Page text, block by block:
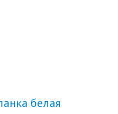
белая